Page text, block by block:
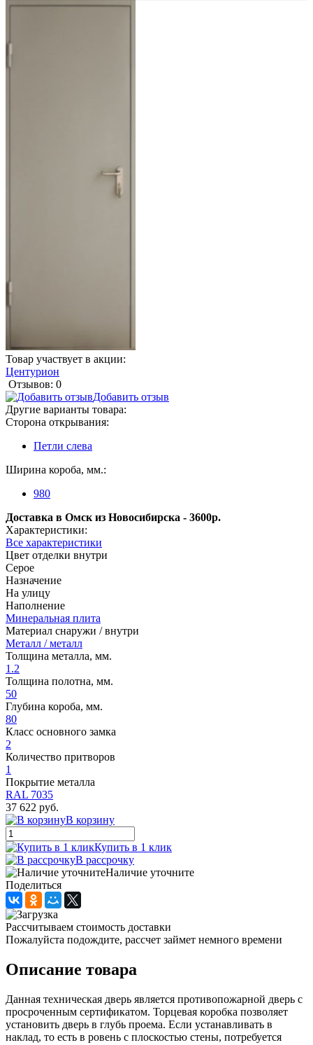
Товар участвует в акции:
Центурион
Отзывов: 0
Добавить отзыв
Другие варианты товара:
Сторона открывания:
Петли слева
Ширина короба, мм.:
980
Доставка в Омск из Новосибирска - 3600р.
Характеристики:
Все характеристики
Цвет отделки внутри
Серое
Назначение
На улицу
Наполнение
Минеральная плита
Материал снаружи / внутри
Металл / металл
Толщина металла, мм.
1.2
Толщина полотна, мм.
50
Глубина короба, мм.
80
Класс основного замка
2
Количество притворов
1
Покрытие металла
RAL 7035
37 622 руб.
В корзину
Купить в 1 клик
В рассрочку
Наличие уточните
Поделиться
Рассчитываем стоимость доставки
Пожалуйста подождите, рассчет займет немного времени
Описание товара
Данная техническая дверь является противопожарной дверь с
просроченным сертификатом. Торцевая коробка позволяет
установить дверь в глубь проема. Если устанавливать в
наклад, то есть в ровень с плоскостью стены, потребуется